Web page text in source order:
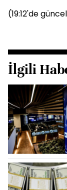
(19:12'de
İlgili